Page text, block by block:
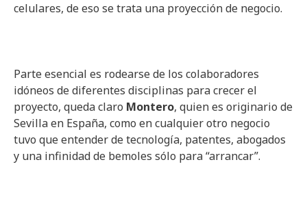
celulares, de eso se trata una proyección de negocio.
Parte esencial es rodearse de los colaboradores
idóneos de diferentes disciplinas para crecer el
proyecto, queda claro Montero, quien es originario de
Sevilla en España, como en cualquier otro negocio
tuvo que entender de tecnología, patentes, abogados
y una infinidad de bemoles sólo para “arrancar”.